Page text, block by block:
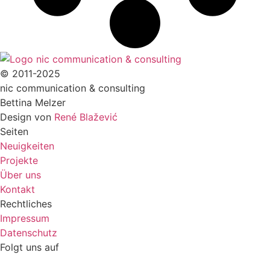
© 2011-2025
nic communication & consulting
Bettina Melzer
Design von René Blažević
Seiten
Neuigkeiten
Projekte
Über uns
Kontakt
Rechtliches
Impressum
Datenschutz
Folgt uns auf